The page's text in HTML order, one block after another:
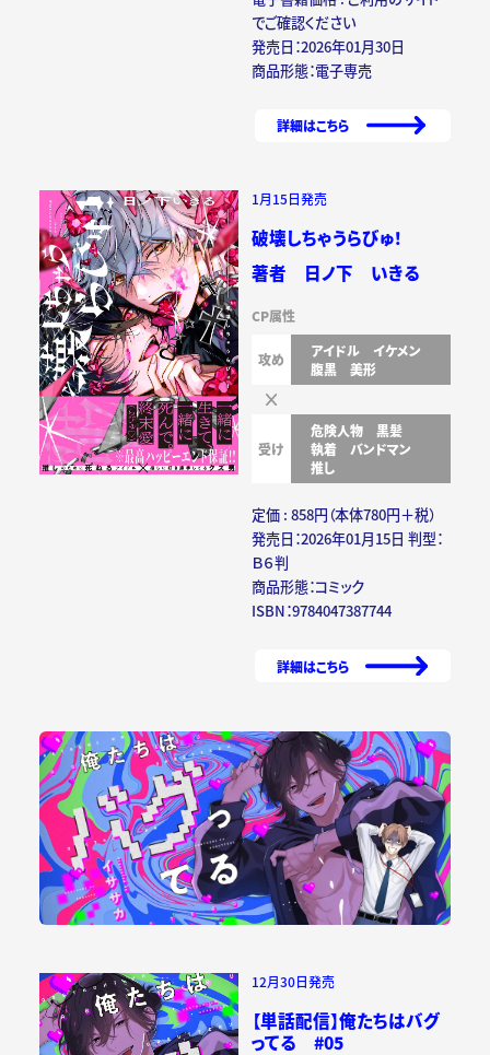
でご確認ください
発売日：2026年01月30日
商品形態：電子専売
詳細はこちら
1月15日発売
破壊しちゃうらびゅ！
著者 日ノ下 いきる
CP属性
攻め アイドル
イケメン
腹黒
美形
受け
危険人物
黒髪
執着
バンドマン
推し
定価 : 858円（本体780円＋税）
発売日：2026年01月15日 判型：
Ｂ６判
商品形態：コミック
ISBN：9784047387744
詳細はこちら
12月30日発売
【単話配信】俺たちはバグ
ってる #05